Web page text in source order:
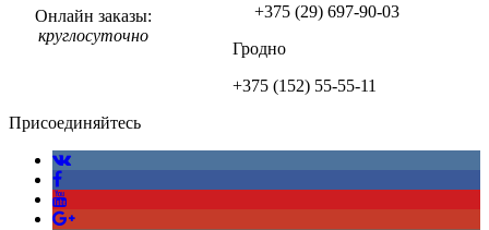
Онлайн заказы:
круглосуточно
+375 (29) 697-90-03
Гродно
+375 (152) 55-55-11
Присоединяйтесь